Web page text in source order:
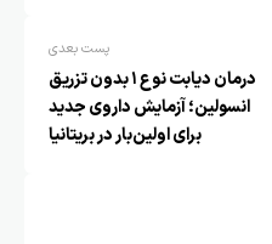
پست بعدی
درمان دیابت نوع ۱ بدون تزریق
انسولین؛ آزمایش داروی جدید
برای اولین‌بار در بریتانیا